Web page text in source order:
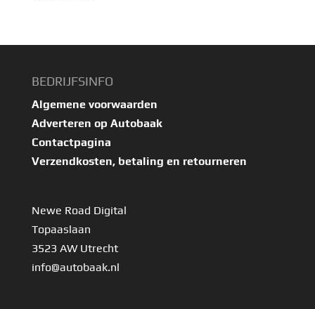
BEDRIJFSINFO
Algemene voorwaarden
Adverteren op Autobaak
Contactpagina
Verzendkosten, betaling en retourneren
Newe Road Digital
Topaaslaan
3523 AW Utrecht
info@autobaak.nl